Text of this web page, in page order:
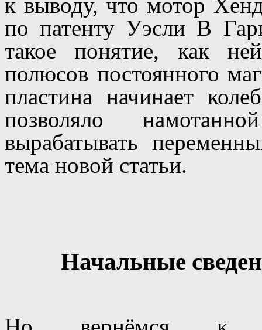
по патенту Уэсли В
такое понятие, как
полюсов постоянного
пластина начинает
позволяло
вырабатывать
тема новой статьи.
Начальные